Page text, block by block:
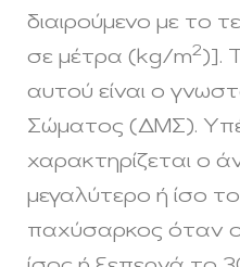
διαιρούμενο με το
σε μέτρα (kg/m2 )].
αυτού είναι ο
Σώματος (ΔΜΣ).
χαρακτηρίζεται ο
μεγαλύτερο ή ίσο
παχύσαρκος όταν ο